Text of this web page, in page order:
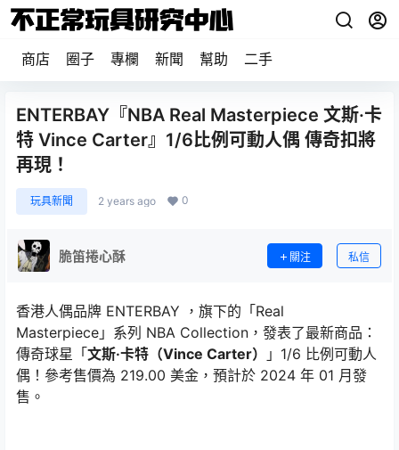
商店 圈子 專欄 新聞 幫助 二手
ENTERBAY『NBA Real Masterpiece 文斯·卡
特 Vince Carter』1/6比例可動人偶 傳奇扣將
再現！
玩具新聞 2 years ago 0
脆笛捲心酥 關注 私信
香港人偶品牌 ENTERBAY ，旗下的「Real
Masterpiece」系列 NBA Collection，發表了最新商品：
傳奇球星「文斯·卡特（Vince Carter）
」1/6 比例可動人
偶！參考售價為 219.00 美金，預計於 2024 年 01 月發
售。